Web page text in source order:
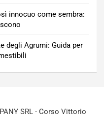
innocuo come sembra:
degli Agrumi: Guida per
SRL - Corso Vittorio